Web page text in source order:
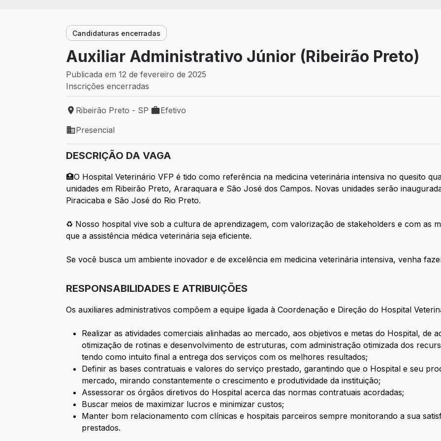
Candidaturas encerradas
Auxiliar Administrativo Júnior (Ribeirão Preto)
Publicada em 12 de fevereiro de 2025
Inscrições encerradas
Local de trabalho: Ribeirão Preto - SP
Ribeirão Preto - SP
Tipo de vaga: Efetivo
Efetivo
Modelo de trabalho: Presencial
Presencial
DESCRIÇÃO DA VAGA
🏥O Hospital Veterinário VFP é tido como referência na medicina veterinária intensiva no quesito
unidades em Ribeirão Preto, Araraquara e São José dos Campos. Novas unidades serão
Piracicaba e São José do Rio Preto.
♻ Nosso hospital vive sob a cultura de aprendizagem, com valorização de stakeholders e com as
que a assistência médica veterinária seja eficiente.
Se você busca um ambiente inovador e de excelência em medicina veterinária intensiva, venha
RESPONSABILIDADES E ATRIBUIÇÕES
Os auxiliares administrativos compõem a equipe ligada à Coordenação e Direção do Hospital
Realizar as atividades comerciais alinhadas ao mercado, aos objetivos e metas do Hospital, de
otimização de rotinas e desenvolvimento de estruturas, com administração otimizada dos
tendo como intuito final a entrega dos serviços com os melhores resultados;
Definir as bases contratuais e valores do serviço prestado, garantindo que o Hospital e seu
mercado, mirando constantemente o crescimento e produtividade da instituição;
Assessorar os órgãos diretivos do Hospital acerca das normas contratuais acordadas;
Buscar meios de maximizar lucros e minimizar custos;
Manter bom relacionamento com clínicas e hospitais parceiros sempre monitorando a sua
prestados.